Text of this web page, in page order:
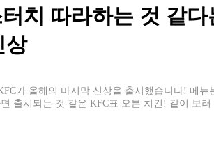
치 따라하는 것 같
상
가 올해의 마지막 신상을 출시했습니다! 메
출시되는 것 같은 KFC표 오븐 치킨! 같이 보러